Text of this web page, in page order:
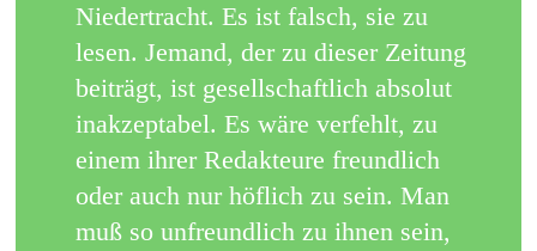
Niedertracht. Es ist falsch, sie zu
lesen. Jemand, der zu dieser Zeitung
beiträgt, ist gesellschaftlich absolut
inakzeptabel. Es wäre verfehlt, zu
einem ihrer Redakteure freundlich
oder auch nur höflich zu sein. Man
muß so unfreundlich zu ihnen sein,